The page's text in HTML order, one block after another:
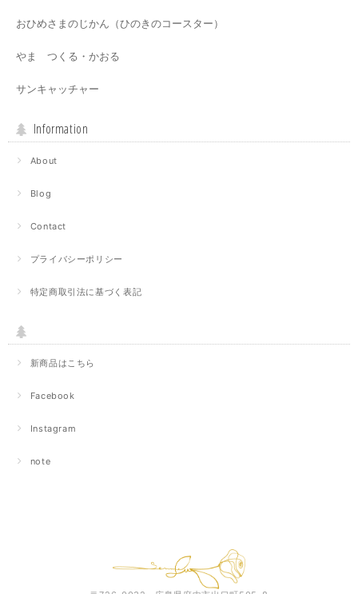
おひめさまのじかん（ひのきのコースター）
やま つくる・かおる
サンキャッチャー
Information
About
Blog
Contact
プライバシーポリシー
特定商取引法に基づく表記
新商品はこちら
Facebook
Instagram
note